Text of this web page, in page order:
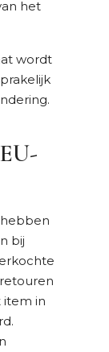
het
wordt
bij
item in